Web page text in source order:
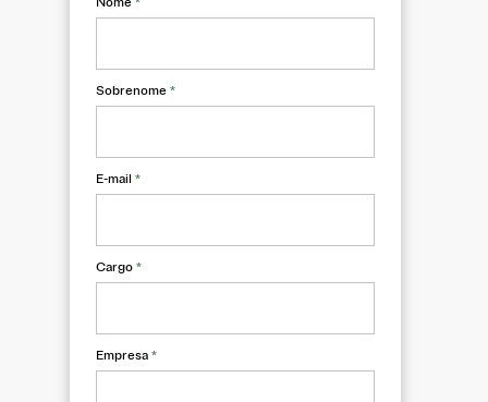
Sobrenome *
E-mail *
Cargo *
Empresa *